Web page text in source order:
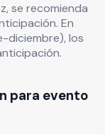
se recomienda
En
diciembre), los
para evento